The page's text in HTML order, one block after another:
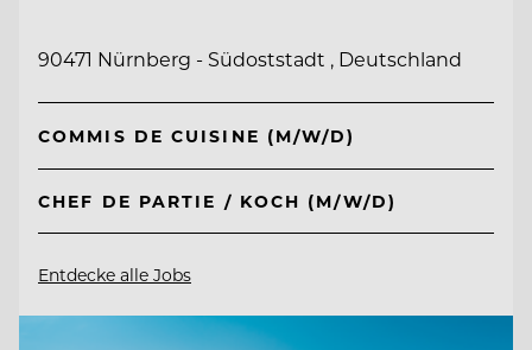
90471 Nürnberg - Südoststadt , Deutschland
COMMIS DE CUISINE (M/W/D)
CHEF DE PARTIE / KOCH (M/W/D)
Entdecke alle Jobs